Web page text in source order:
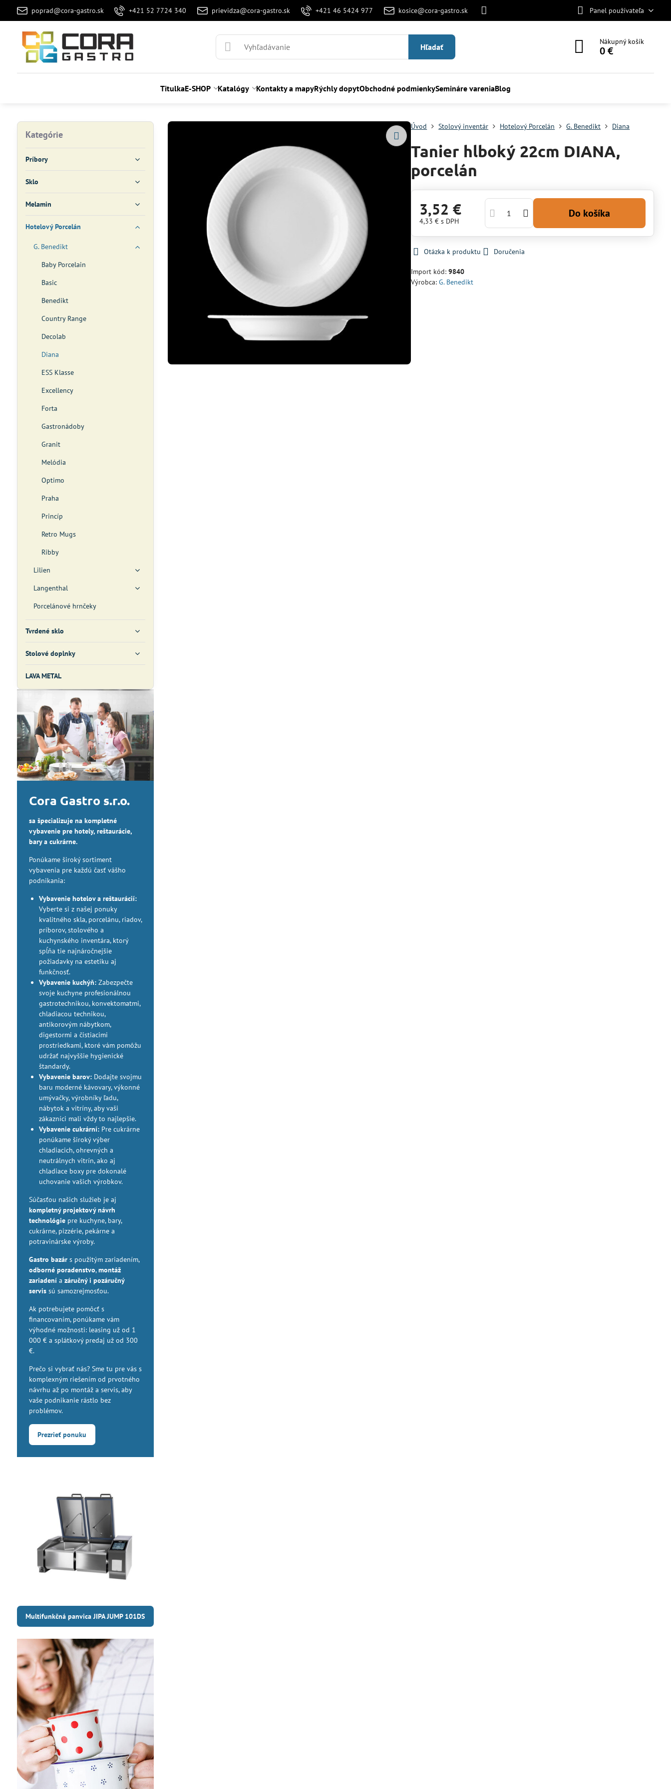
poprad@cora-gastro.sk +421 52 7724 340 prievidza@cora-gastro.sk +421 46 5424 977 kosice@cora-gastro.sk Panel používateľa
Hľadať
Nákupný košík
0 €
TitulkaE-SHOP Katalógy Kontakty a mapyRýchly dopytObchodné podmienkySemináre vareniaBlog
Úvod Stolový inventár Hotelový Porcelán G. Benedikt Diana
Tanier hlboký 22cm DIANA,
porcelán
3,52 €
4,33 €s DPH
Do košíka
Otázka k produktu Doručenia
Import kód:9840
Výrobca:G. Benedikt
Kategórie
Príbory
Sklo
Melamin
Hotelový Porcelán
G. Benedikt
Baby Porcelain
Basic
Benedikt
Country Range
Decolab
Diana
ESS Klasse
Excellency
Forta
Gastronádoby
Granit
Melódia
Optimo
Praha
Princíp
Retro Mugs
Ribby
Lilien
Langenthal
Porcelánové hrnčeky
Tvrdené sklo
Stolové doplnky
LAVA METAL
Cora Gastro s.r.o.
sa špecializuje na kompletné
vybavenie pre hotely, reštaurácie,
bary a cukrárne.
Ponúkame široký sortiment
vybavenia pre každú časť vášho
podnikania:
Vybavenie hotelov a reštaurácií:
Vyberte si z našej ponuky
kvalitného skla, porcelánu, riadov,
príborov, stolového a
kuchynského inventára, ktorý
spĺňa tie najnáročnejšie
požiadavky na estetiku aj
funkčnosť.
Vybavenie kuchýň:Zabezpečte
svoje kuchyne profesionálnou
gastrotechnikou, konvektomatmi,
chladiacou technikou,
antikorovým nábytkom,
digestormi a čistiacimi
prostriedkami, ktoré vám pomôžu
udržať najvyššie hygienické
štandardy.
Vybavenie barov:Dodajte svojmu
baru moderné kávovary, výkonné
umývačky, výrobníky ľadu,
nábytok a vitríny, aby vaši
zákazníci mali vždy to najlepšie.
Vybavenie cukrární:Pre cukrárne
ponúkame široký výber
chladiacich, ohrevných a
neutrálnych vitrín, ako aj
chladiace boxy pre dokonalé
uchovanie vašich výrobkov.
Súčasťou našich služieb je aj
kompletný projektový návrh
technológiepre kuchyne, bary,
cukrárne, pizzérie, pekárne a
potravinárske výroby.
Gastro bazárs použitým zariadením,
odborné poradenstvo,montáž
zariadenía záručný i pozáručný
servissú samozrejmosťou.
Ak potrebujete pomôcť s
financovaním, ponúkame vám
výhodné možnosti: leasing už od 1
000 € a splátkový predaj už od 300
€.
Prečo si vybrať nás? Sme tu pre vás s
komplexným riešením od prvotného
návrhu až po montáž a servis, aby
vaše podnikanie rástlo bez
problémov.
Prezrieť ponuku
Multifunkčná panvica JIPA JUMP 101DS